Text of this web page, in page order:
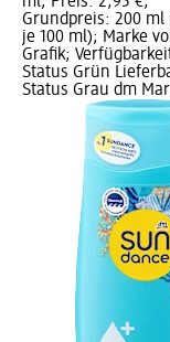
Grundpreis: 200 ml
je 100 ml); Marke
Grafik;
Status Grün
Status Grau dm